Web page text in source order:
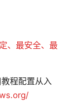
、最安全、最
程配置从入